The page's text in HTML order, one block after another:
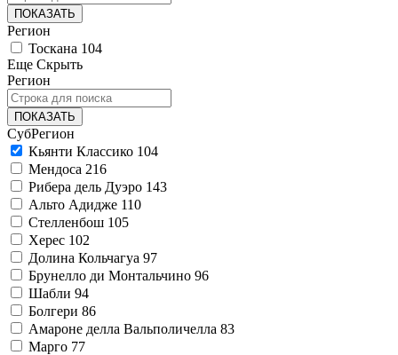
ПОКАЗАТЬ
Регион
Тоскана 104
Еще Скрыть
Регион
ПОКАЗАТЬ
СубРегион
Кьянти Классико 104
Мендоса 216
Рибера дель Дуэро 143
Альто Адидже 110
Стелленбош 105
Херес 102
Долина Кольчагуа 97
Брунелло ди Монтальчино 96
Шабли 94
Болгери 86
Амароне делла Вальполичелла 83
Марго 77